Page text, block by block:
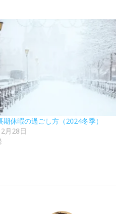
休暇の過ごし方（2024冬季）
月28日